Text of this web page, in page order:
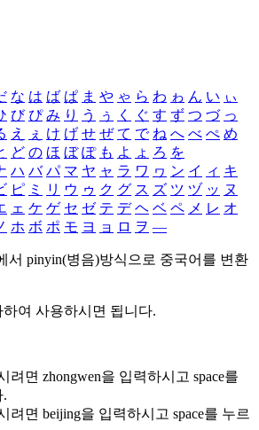
な は ば ぱ ま や ゃ ら わ ゎ ん い ぃ
び ぴ み り う ぅ く ぐ す ず つ づ っ
え ぇ け げ せ ぜ て で ね へ べ ぺ め
ど の ほ ぼ ぽ も よ ょ ろ を
ハ バ パ マ ヤ ャ ラ ワ ヮ ン イ ィ キ
ピ ミ リ ウ ゥ ク グ ス ズ ツ ヅ ッ ヌ
ェ ケ ゲ セ ゼ テ デ ヘ ベ ペ メ レ オ
ホ ボ ポ モ ヨ ョ ロ ヲ ―
서 pinyin(병음)방식으로 중국어를 변환
여 사용하시면 됩니다.
려면 zhongwen을 입력하시고 space를
.
려면 beijing을 입력하시고 space를 누르